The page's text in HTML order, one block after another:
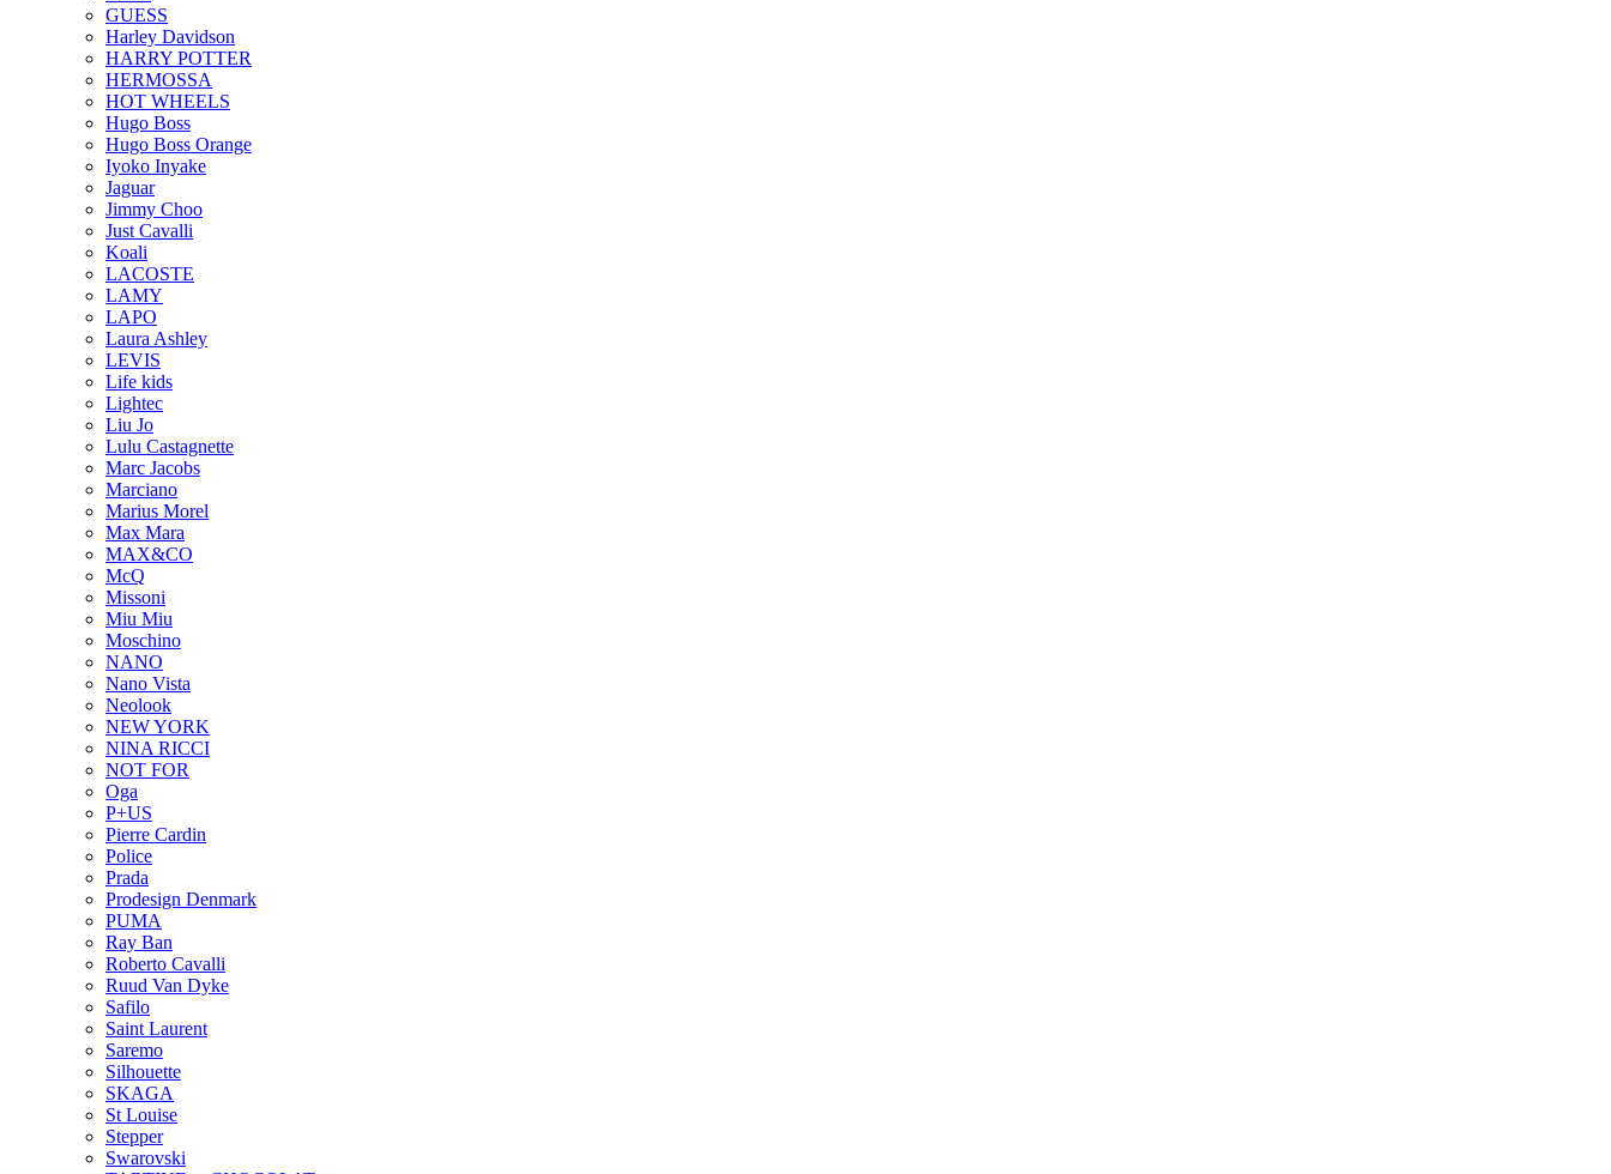
GUESS
Harley Davidson
HARRY POTTER
HERMOSSA
HOT WHEELS
Hugo Boss
Hugo Boss Orange
Iyoko Inyake
Jaguar
Jimmy Choo
Just Cavalli
Koali
LACOSTE
LAMY
LAPO
Laura Ashley
LEVIS
Life kids
Lightec
Liu Jo
Lulu Castagnette
Marc Jacobs
Marciano
Marius Morel
Max Mara
MAX&CO
McQ
Missoni
Miu Miu
Moschino
NANO
Nano Vista
Neolook
NEW YORK
NINA RICCI
NOT FOR
Oga
P+US
Pierre Cardin
Police
Prada
Prodesign Denmark
PUMA
Ray Ban
Roberto Cavalli
Ruud Van Dyke
Safilo
Saint Laurent
Saremo
Silhouette
SKAGA
St Louise
Stepper
Swarovski